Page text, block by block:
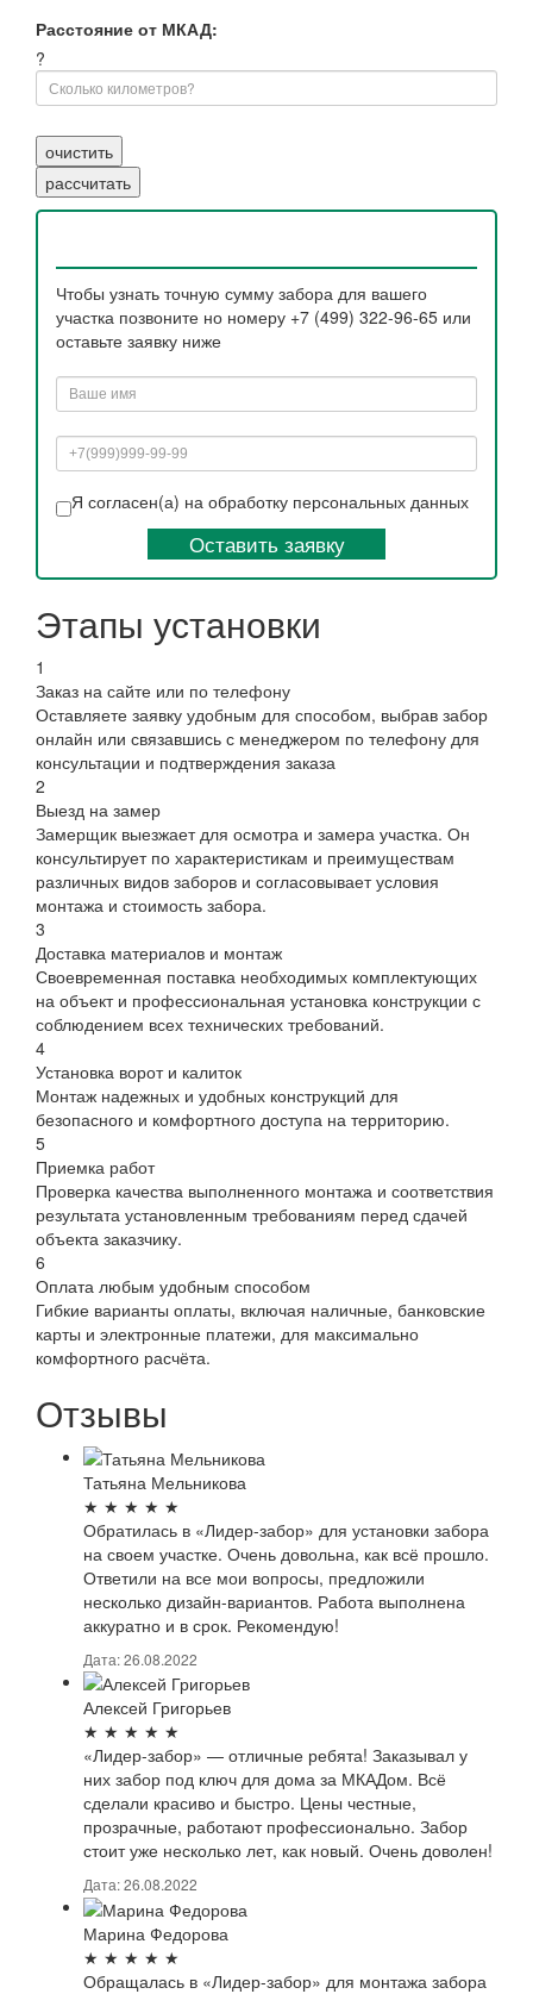
Расстояние от МКАД:
?
Чтобы узнать точную сумму забора для вашего
участка позвоните но номеру +7 (499) 322-96-65 или
оставьте заявку ниже
Я согласен(а) на обработку персональных данных
Оставить заявку
Этапы установки
1
Заказ на сайте или по телефону
Оставляете заявку удобным для способом, выбрав забор
онлайн или связавшись с менеджером по телефону для
консультации и подтверждения заказа
2
Выезд на замер
Замерщик выезжает для осмотра и замера участка. Он
консультирует по характеристикам и преимуществам
различных видов заборов и согласовывает условия
монтажа и стоимость забора.
3
Доставка материалов и монтаж
Своевременная поставка необходимых комплектующих
на объект и профессиональная установка конструкции с
соблюдением всех технических требований.
4
Установка ворот и калиток
Монтаж надежных и удобных конструкций для
безопасного и комфортного доступа на территорию.
5
Приемка работ
Проверка качества выполненного монтажа и соответствия
результата установленным требованиям перед сдачей
объекта заказчику.
6
Оплата любым удобным способом
Гибкие варианты оплаты, включая наличные, банковские
карты и электронные платежи, для максимально
комфортного расчёта.
Отзывы
Татьяна Мельникова
★ ★ ★ ★ ★
Обратилась в «Лидер-забор» для установки забора
на своем участке. Очень довольна, как всё прошло.
Ответили на все мои вопросы, предложили
несколько дизайн-вариантов. Работа выполнена
аккуратно и в срок. Рекомендую!
Дата: 26.08.2022
Алексей Григорьев
★ ★ ★ ★ ★
«Лидер-забор» — отличные ребята! Заказывал у
них забор под ключ для дома за МКАДом. Всё
сделали красиво и быстро. Цены честные,
прозрачные, работают профессионально. Забор
стоит уже несколько лет, как новый. Очень доволен!
Дата: 26.08.2022
Марина Федорова
★ ★ ★ ★ ★
Обращалась в «Лидер-забор» для монтажа забора